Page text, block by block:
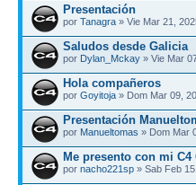
Presentación
por Tanagra » Vie Mar 21,
Saludos desde Galicia
por Dylan_Mckay » Vie Mar
Hola compañeros
por Goyitoja » Dom Mar 09,
Presentación
por Manueltomas » Dom Mar
Me presento con mi C4
por nacho221sp » Sab Feb